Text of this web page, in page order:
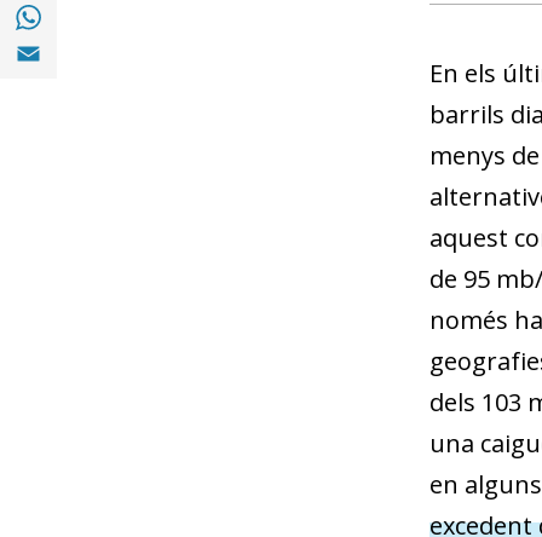
Compartir a with Whatsapp (opens in a
En els
barrils
menys
aquest
de 95
només
dels 103
una
en